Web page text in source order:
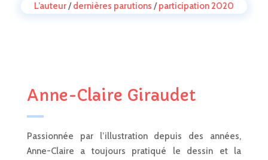
L’auteur/dernières parutions /participation 2020
Anne-Claire Giraudet
Passionnée par l’illustration depuis des années,
Anne-Claire a toujours pratiqué le dessin et la